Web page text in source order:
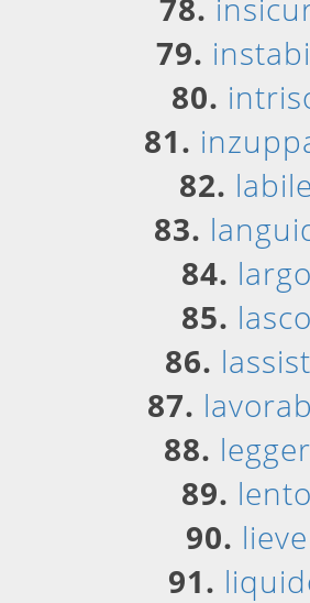
78.
79.
80.
81.
82. labile
83.
84. largo
85. lasco
86.
87.
88.
89. lento
90. lieve
91.